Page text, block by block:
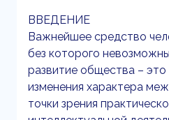
ВВЕДЕНИЕ
Важнейшее средство
без которого
развитие общества – это
изменения характера
точки зрения